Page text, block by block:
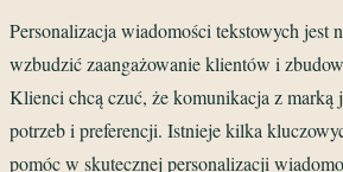
Personalizacja wiadomości tekstowych jest
wzbudzić zaangażowanie klientów i
Klienci chcą czuć, że komunikacja z marką
potrzeb i preferencji. Istnieje kilka
pomóc w skutecznej personalizacji